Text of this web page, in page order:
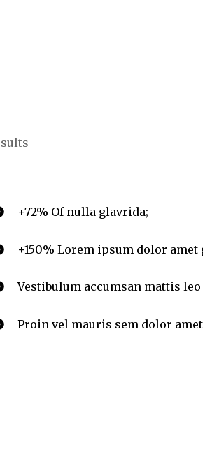
+72% Of nulla glavrida;
+150% Lorem ipsum dolor amet
Vestibulum accumsan mattis
Proin vel mauris sem dolor